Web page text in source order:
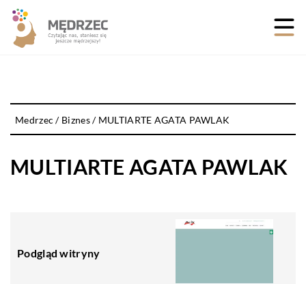
Medrzec / Biznes/ MULTIARTE AGATA PAWLAK
MULTIARTE AGATA PAWLAK
Podgląd witryny